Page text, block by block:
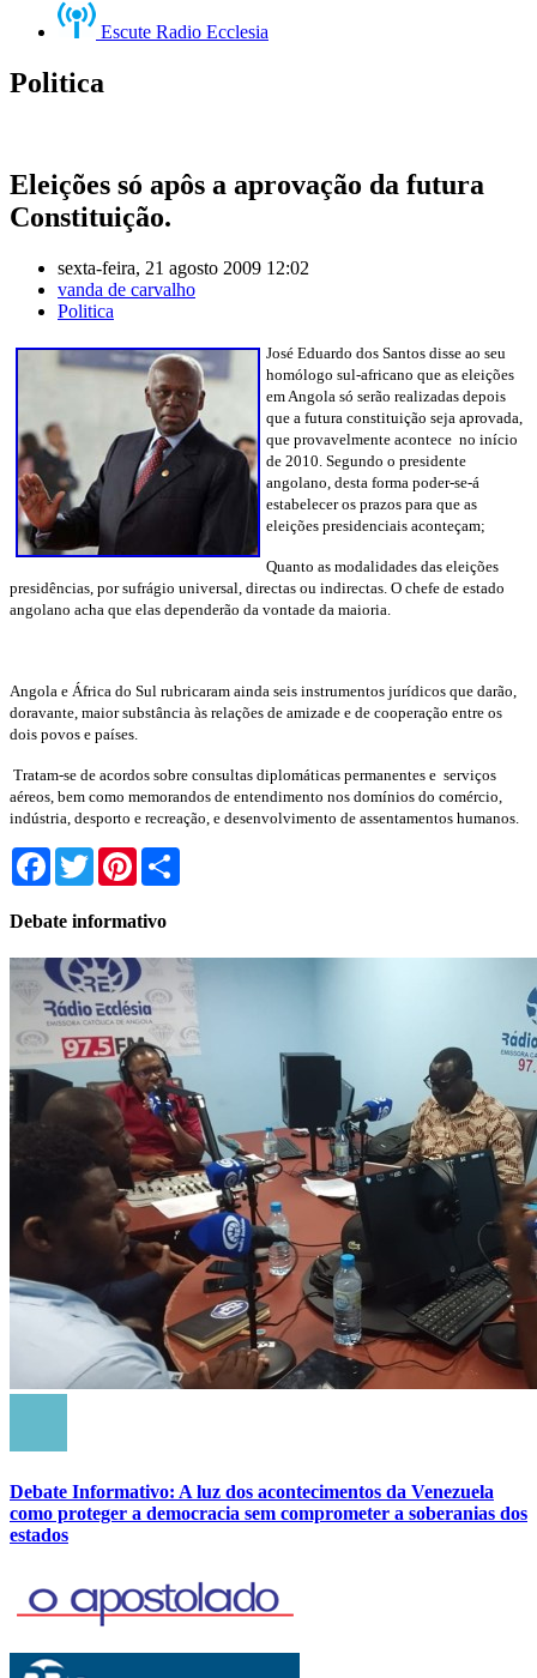
Escute Radio Ecclesia
Politica
Eleições só apôs a aprovação da futura
Constituição.
sexta-feira, 21 agosto 2009 12:02
vanda de carvalho
Politica
José Eduardo dos Santos disse ao seu
homólogo sul-africano que as eleições
em Angola só serão realizadas depois
que a futura constituição seja aprovada,
que provavelmente acontece no início
de 2010. Segundo o presidente
angolano, desta forma poder-se-á
estabelecer os prazos para que as
eleições presidenciais aconteçam;
Quanto as modalidades das eleições
presidências, por sufrágio universal, directas ou indirectas. O chefe de estado
angolano acha que elas dependerão da vontade da maioria.
Angola e África do Sul rubricaram ainda seis instrumentos jurídicos que darão,
doravante, maior substância às relações de amizade e de cooperação entre os
dois povos e países.
Tratam-se de acordos sobre consultas diplomáticas permanentes e serviços
aéreos, bem como memorandos de entendimento nos domínios do comércio,
indústria, desporto e recreação, e desenvolvimento de assentamentos humanos.
Facebook
TwitterPinterest
Debate informativo
Debate Informativo: A luz dos acontecimentos da Venezuela
como proteger a democracia sem comprometer a soberanias dos
estados